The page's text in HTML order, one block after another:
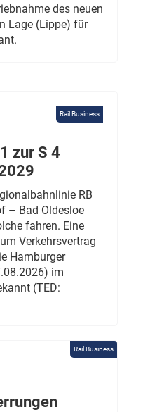
des neuen
Lage (Lippe) für
Rail Business
zur S 4
RB
– Bad Oldesloe
fahren. Eine
Verkehrsvertrag
Hamburger
im
(TED:
Rail Business